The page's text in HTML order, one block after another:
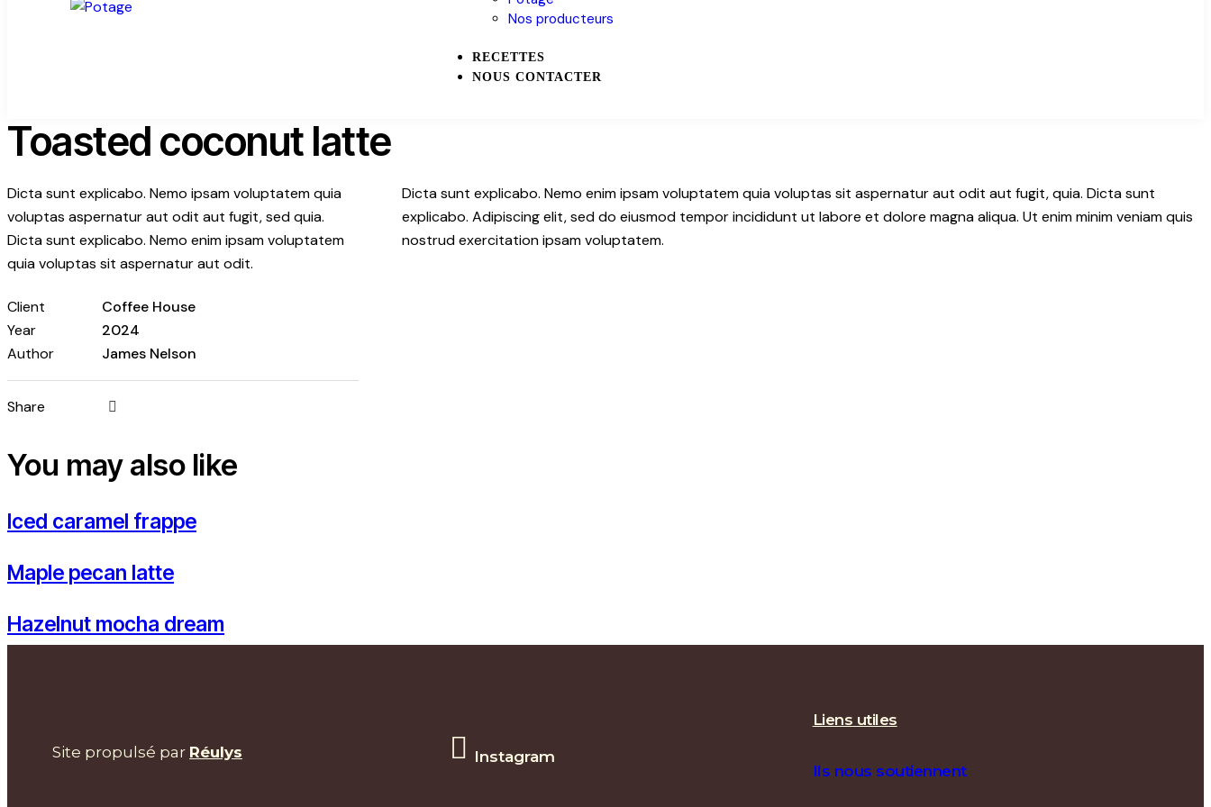
Nos producteurs
RECETTES
NOUS CONTACTER
Toasted coconut latte
Dicta sunt explicabo. Nemo ipsam voluptatem quia
voluptas aspernatur aut odit aut fugit, sed quia.
Dicta sunt explicabo. Nemo enim ipsam voluptatem
quia voluptas sit aspernatur aut odit.
Client
Coffee House
Year
2024
Author
James Nelson
Share
Dicta sunt explicabo. Nemo enim ipsam voluptatem quia voluptas sit aspernatur aut odit aut fugit, quia. Dicta sunt
explicabo. Adipiscing elit, sed do eiusmod tempor incididunt ut labore et dolore magna aliqua. Ut enim minim veniam quis
nostrud exercitation ipsam voluptatem.
You may also like
Iced caramel frappe
Maple pecan latte
Hazelnut mocha dream
Site propulsé par Réulys Instagram
Liens utiles
Ils nous soutiennent